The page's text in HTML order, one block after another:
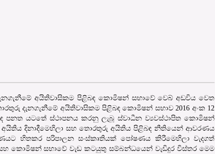
අයිතිවාසිකම පිළිබඳ කොමිෂන් සභාවේ වෙබ් අඩවිය වෙත
දැනගැනීමේ අයිතිවාසිකම පිළිබඳ කොමිෂන් සභාව 2016 අංක 12
පනත යටතේ ස්ථාපනය කරනු ලැබූ ස්වාධීන ව්‍යවස්ථාපිත කොමිෂන්
අයිතිය දිනාදීමෙහිලා සහ තොරතුරු අයිතිය පිළිබඳ නීතියෙන් ආවරණය
හිතකර පරිපාලන සංස්කෘතියක් පෝෂණය කිරීමෙහිලා වැදගත්
කොමිෂන් සභාවේ වැඩ කටයුතු සම්බන්ධයෙන් වැඩිදුර විස්තර මෙම